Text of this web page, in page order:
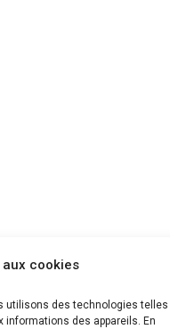
cookies
utilisons des technologies telles
informations des appareils. En